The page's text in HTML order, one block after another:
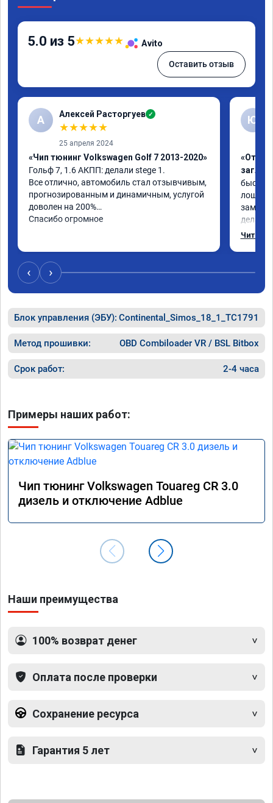
5.0 из 5★★★★★ Avito
Оставить отзыв
А Алексей Расторгуев ✓
★★★★★
25 апреля 2024
«Чип тюнинг Volkswagen Golf 7 2013-2020»
Гольф 7, 1.6 АКПП: делали stege 1.
Все отлично, автомобиль стал отзывчивым,
прогнозированным и динамичным, услугой
доволен на 200%
Спасибо огромное
Ю
быстро
может
Читать
‹ ›
Блок управления (ЭБУ): Continental_Simos_18_1_TC1791
Метод прошивки: OBD Combiloader VR / BSL Bitbox
Срок работ: 2-4 часа
Примеры наших работ:
Чип тюнинг Volkswagen Touareg CR 3.0
дизель и отключение Adblue
Наши преимущества
100% возврат денег
Оплата после проверки
Сохранение ресурса
Гарантия 5 лет